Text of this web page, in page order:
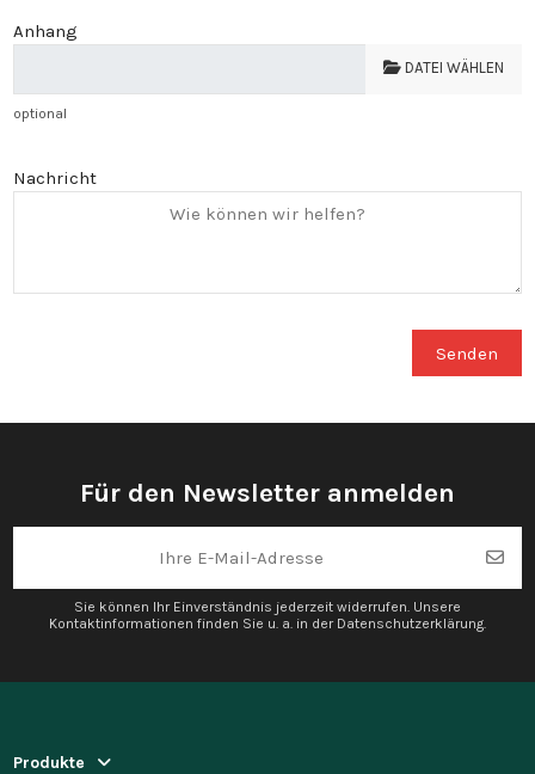
Anhang
DATEI WÄHLEN
optional
Nachricht
Für den Newsletter anmelden
Sie können Ihr Einverständnis jederzeit widerrufen. Unsere
Kontaktinformationen finden Sie u. a. in der Datenschutzerklärung.
Produkte